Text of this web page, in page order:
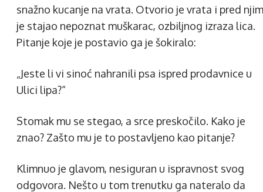
snažno kucanje na vrata. Otvorio je vrata i pred njim
je stajao nepoznat muškarac, ozbiljnog izraza lica.
Pitanje koje je postavio ga je šokiralo:
„Jeste li vi sinoć nahranili psa ispred prodavnice u
Ulici lipa?“
Stomak mu se stegao, a srce preskočilo. Kako je
znao? Zašto mu je to postavljeno kao pitanje?
Klimnuo je glavom, nesiguran u ispravnost svog
odgovora. Nešto u tom trenutku ga nateralo da